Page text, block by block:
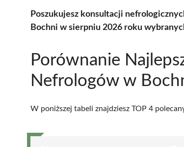
Poszukujesz konsultacji
Bochni w sierpniu 2026 roku
Porównanie
Nefrologów w
W poniższej tabeli znajdziesz TOP 4